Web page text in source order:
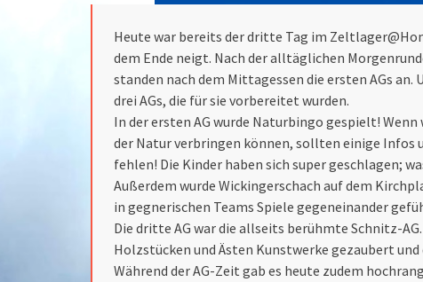
Heute war bereits der dritte Tag im
dem Ende neigt. Nach der alltäglichen
standen nach dem Mittagessen die ersten AGs an.
drei AGs, die für sie vorbereitet wurden.
In der ersten AG wurde Naturbingo gespielt!
der Natur verbringen können, sollten einige Infos
fehlen! Die Kinder haben sich super geschlagen;
Außerdem wurde Wickingerschach auf dem
in gegnerischen Teams Spiele gegeneinander
Die dritte AG war die allseits berühmte Schnitz-
Holzstücken und Ästen Kunstwerke gezaubert
Während der AG-Zeit gab es heute zudem